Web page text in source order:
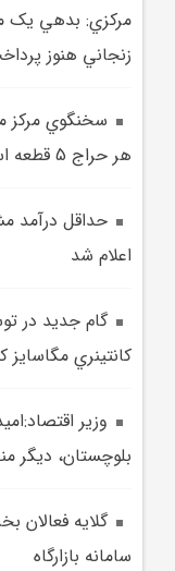
زنجاني هنوز
سخنگوي مرکز
هر حراج 5 قطعه است
حداقل درآمد
اعلام شد
گام جديد در
کانتينري
وزير
بلوچستان، ديگر
گلايه
سامانه بازارگاه